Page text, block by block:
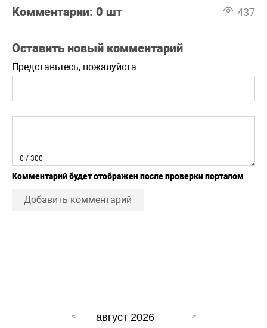
Комментарии: 0 шт 437
Оставить новый комментарий
Представьтесь, пожалуйста
0 / 300
Комментарий будет отображен после проверки порталом
Добавить комментарий
август 2026